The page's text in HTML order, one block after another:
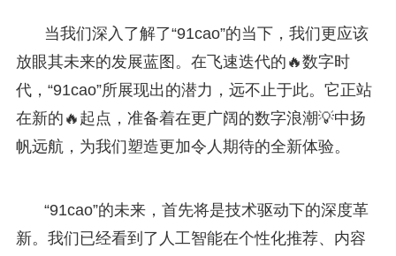
当我们深入了解了“91cao”的当下，我们更应该
放眼其未来的发展蓝图。在飞速迭代的🔥数字时
代，“91cao”所展现出的潜力，远不止于此。它正站
在新的🔥起点，准备着在更广阔的数字浪潮💡中扬
帆远航，为我们塑造更加令人期待的全新体验。
“91cao”的未来，首先将是技术驱动下的深度革
新。我们已经看到了人工智能在个性化推荐、内容